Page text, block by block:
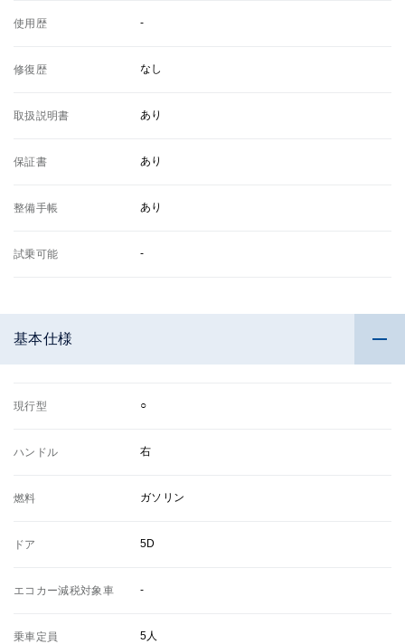
使用歴 -
修復歴 なし
取扱説明書 あり
保証書 あり
整備手帳 あり
試乗可能 -
基本仕様
現行型 ○
ハンドル 右
燃料 ガソリン
ドア 5D
エコカー減税対象車 -
乗車定員 5人